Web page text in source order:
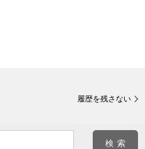
履歴を残さない